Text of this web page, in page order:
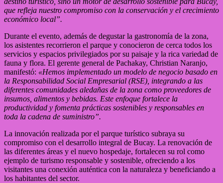
que refleja nuestro compromiso con la conservación y el crecimiento
económico local”.
Durante el evento, además de degustar la gastronomía de la zona,
los asistentes recorrieron el parque y conocieron de cerca todos los
servicios y espacios privilegiados por su paisaje y la rica variedad de
fauna y flora. El gerente general de Pachakay, Christian Naranjo,
manifestó: «Hemos implementado un modelo de negocio basado en
la Responsabilidad Social Empresarial (RSE), integrando a las
diferentes comunidades aledañas de la zona como proveedores de
insumos, alimentos y bebidas. Este enfoque fortalece la
productividad y fomenta prácticas sostenibles y responsables en
toda la cadena de suministro”.
La innovación realizada por el parque turístico subraya su
compromiso con el desarrollo integral de Bucay. La renovación de
las diferentes áreas y el nuevo hospedaje, fortalecen su rol como
ejemplo de turismo responsable y sostenible, ofreciendo a los
visitantes una conexión auténtica con la naturaleza y beneficiando a
los habitantes del sector.